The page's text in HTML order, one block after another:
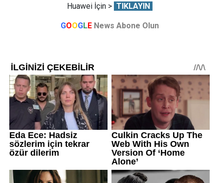
Huawei İçin > TIKLAYIN
GOOGLE News Abone Olun